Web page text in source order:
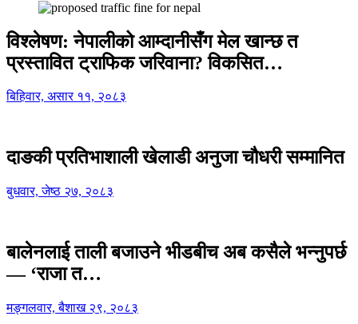
विश्लेषण: नेपालीको आम्दानीसँग मेल खान्छ त
प्रस्तावित ट्राफिक जरिवाना? विकसित…
बिहिवार, असार ११, २०८३
दाङकी प्रतिभाशाली खेलाडी अनुजा चौधरी सम्मानित
बुधवार, जेष्ठ २७, २०८३
बालेनलाई ताली बजाउने भीडबीच अब कसैले भन्नुपर्छ
— ‘राजा त…
मङ्गलवार, बैशाख २९, २०८३